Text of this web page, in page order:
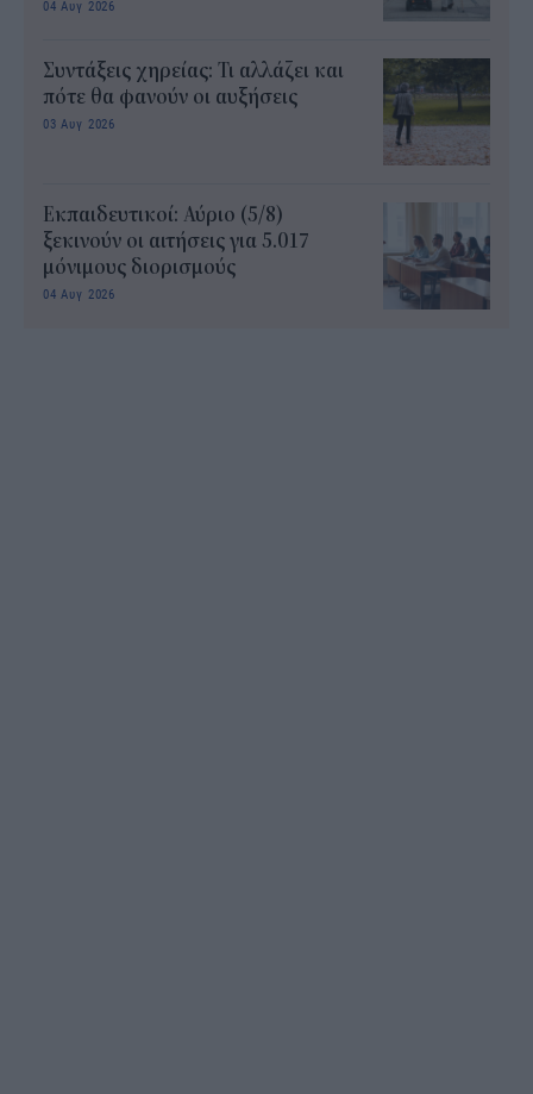
04 Αυγ 2026
Συντάξεις χηρείας: Τι αλλάζει και
πότε θα φανούν οι αυξήσεις
03 Αυγ 2026
Εκπαιδευτικοί: Αύριο (5/8)
ξεκινούν οι αιτήσεις για 5.017
μόνιμους διορισμούς
04 Αυγ 2026